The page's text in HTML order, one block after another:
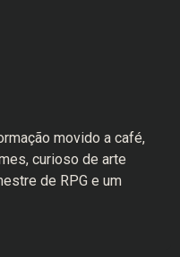
movido a café,
curioso de arte
de RPG e um